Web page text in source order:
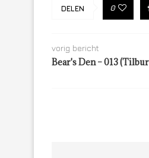
DELEN 0
vorig bericht
Bear's Den – 013